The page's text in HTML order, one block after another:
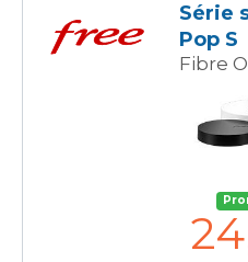
Série
Pop S
Fibre
24